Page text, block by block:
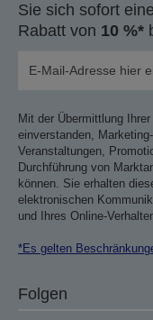
Sie sich sofort
Rabatt von 10 %*
Mit der Übermittlung
einverstanden,
Veranstaltungen,
Durchführung von
können. Sie erhalten
elektronischen
und Ihres Online-
*Es gelten
Folgen